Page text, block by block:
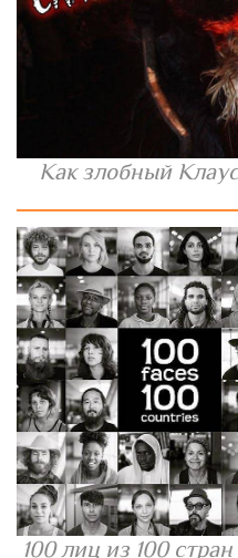
Как злобный
100 лиц из 100